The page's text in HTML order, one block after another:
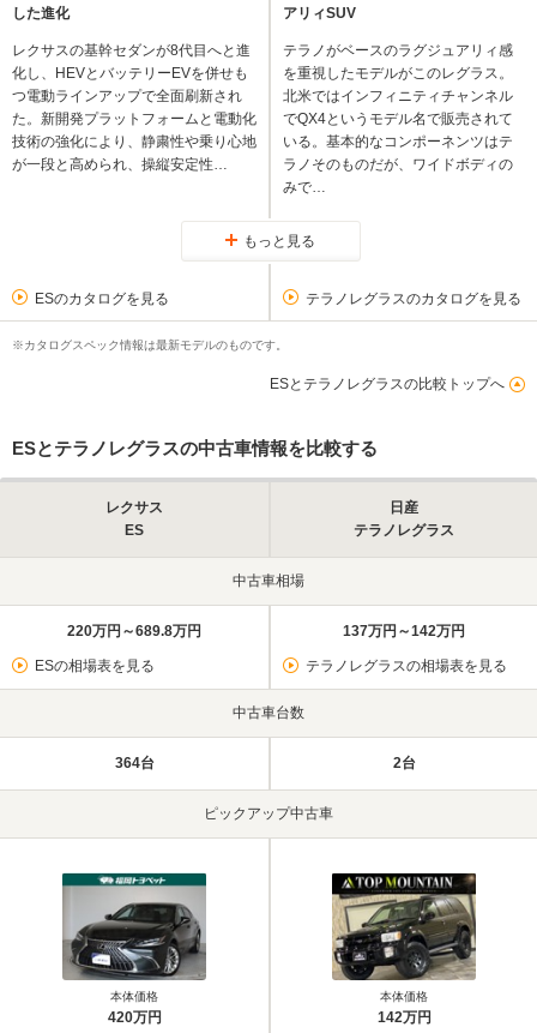
した進化
レクサスの基幹セダンが8代目へと進
化し、HEVとバッテリーEVを併せも
つ電動ラインアップで全面刷新され
た。新開発プラットフォームと電動化
技術の強化により、静粛性や乗り心地
が一段と高められ、操縦安定性…
アリィSUV
テラノがベースのラグジュアリィ感
を重視したモデルがこのレグラス。
北米ではインフィニティチャンネル
でQX4というモデル名で販売されて
いる。基本的なコンポーネンツはテ
ラノそのものだが、ワイドボディの
みで…
もっと見る
ESのカタログを見る テラノレグラスのカタログを見る
※カタログスペック情報は最新モデルのものです。
ESとテラノレグラスの比較トップへ
ESとテラノレグラスの中古車情報を比較する
レクサス
ES
日産
テラノレグラス
中古車相場
220万円～689.8万円
ESの相場表を見る
137万円～142万円
テラノレグラスの相場表を見る
中古車台数
364台 2台
ピックアップ中古車
本体価格
420万円
本体価格
142万円